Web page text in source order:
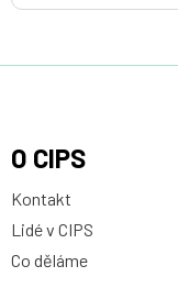
O CIPS
Kontakt
Lidé v CIPS
Co děláme